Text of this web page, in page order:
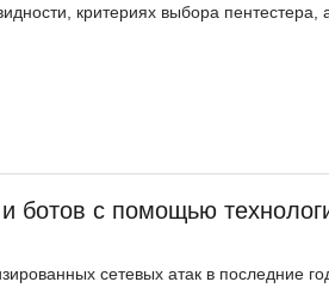
критериях выбора пентестера,
ботов с помощью
сетевых атак в последние